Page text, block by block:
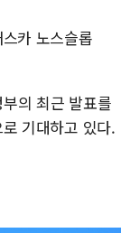
카 노스슬롭
의 최근 발표를
기대하고 있다.